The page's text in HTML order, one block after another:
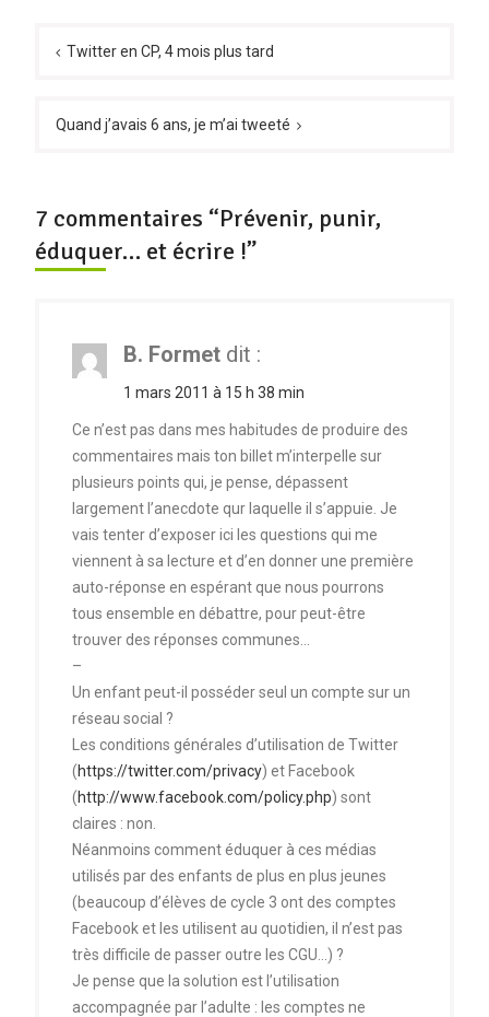
de Twitter en CP, 4 mois plus tard
Quand j’avais 6 ans, je m’ai tweeté
7 commentaires “Prévenir, punir,
éduquer… et écrire !”
B. Formet dit :
1 mars 2011 à 15 h 38 min
Ce n’est pas dans mes habitudes de produire des
commentaires mais ton billet m’interpelle sur
plusieurs points qui, je pense, dépassent
largement l’anecdote qur laquelle il s’appuie. Je
vais tenter d’exposer ici les questions qui me
viennent à sa lecture et d’en donner une première
auto-réponse en espérant que nous pourrons
tous ensemble en débattre, pour peut-être
trouver des réponses communes…
–
Un enfant peut-il posséder seul un compte sur un
réseau social ?
Les conditions générales d’utilisation de Twitter
(https://twitter.com/privacy) et Facebook
(http://www.facebook.com/policy.php) sont
claires : non.
Néanmoins comment éduquer à ces médias
utilisés par des enfants de plus en plus jeunes
(beaucoup d’élèves de cycle 3 ont des comptes
Facebook et les utilisent au quotidien, il n’est pas
très difficile de passer outre les CGU…) ?
Je pense que la solution est l’utilisation
accompagnée par l’adulte : les comptes ne